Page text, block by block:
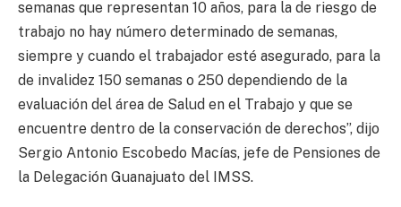
semanas que representan 10 años, para la de riesgo de
trabajo no hay número determinado de semanas,
siempre y cuando el trabajador esté asegurado, para la
de invalidez 150 semanas o 250 dependiendo de la
evaluación del área de Salud en el Trabajo y que se
encuentre dentro de la conservación de derechos”, dijo
Sergio Antonio Escobedo Macías, jefe de Pensiones de
la Delegación Guanajuato del IMSS.